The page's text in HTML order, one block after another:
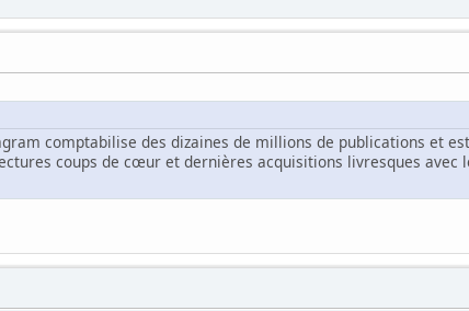
comptabilise des dizaines de millions de publications et
coups de cœur et dernières acquisitions livresques avec